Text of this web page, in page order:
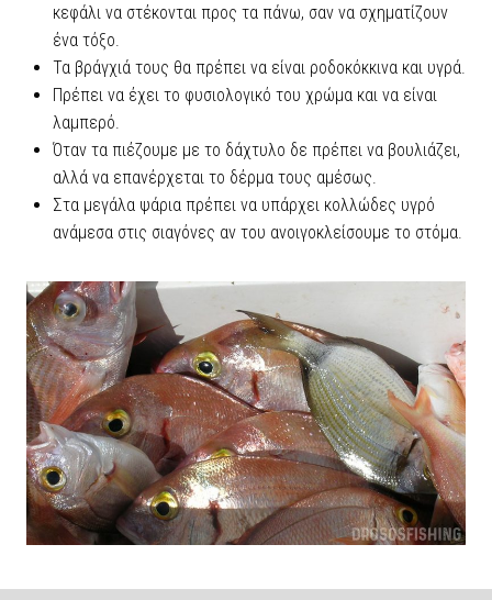
κεφάλι να στέκονται προς τα πάνω, σαν να σχηματίζουν
ένα τόξο.
Τα βράγχιά τους θα πρέπει να είναι ροδοκόκκινα και υγρά.
Πρέπει να έχει το φυσιολογικό του χρώμα και να είναι
λαμπερό.
Όταν τα πιέζουμε με το δάχτυλο δε πρέπει να βουλιάζει,
αλλά να επανέρχεται το δέρμα τους αμέσως.
Στα μεγάλα ψάρια πρέπει να υπάρχει κολλώδες υγρό
ανάμεσα στις σιαγόνες αν του ανοιγοκλείσουμε το στόμα.